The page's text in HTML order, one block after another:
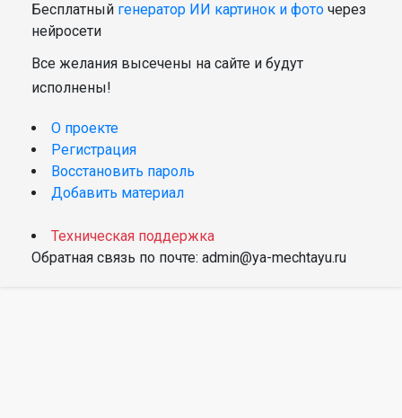
Бесплатный генератор ИИ картинок и фото через
нейросети
Все желания высечены на сайте и будут
исполнены!
О проекте
Регистрация
Восстановить пароль
Добавить материал
Техническая поддержка
Обратная связь по почте: admin@ya-mechtayu.ru